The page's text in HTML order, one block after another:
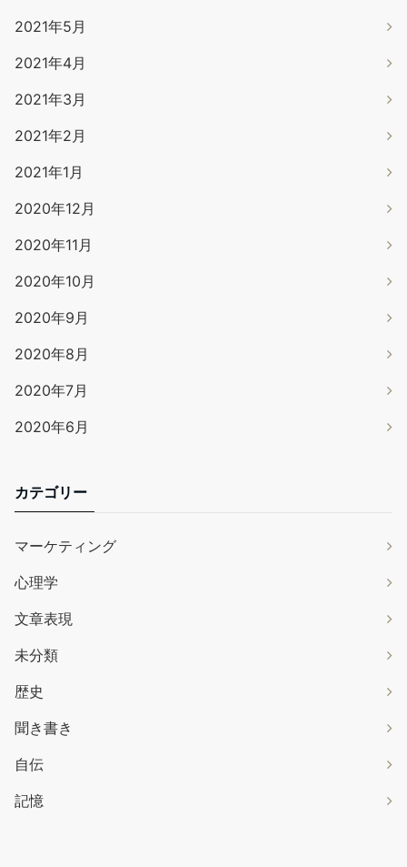
2021年5月
2021年4月
2021年3月
2021年2月
2021年1月
2020年12月
2020年11月
2020年10月
2020年9月
2020年8月
2020年7月
2020年6月
カテゴリー
マーケティング
心理学
文章表現
未分類
歴史
聞き書き
自伝
記憶